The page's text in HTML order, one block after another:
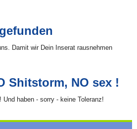
Damit wir Dein Inserat rausnehmen
Shitstorm, NO sex !
haben - sorry - keine Toleranz!